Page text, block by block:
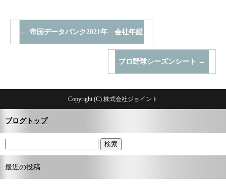
← 帝国データバンク2021年 会社年鑑
プロ野球シーズンシート →
Copyright (C) 株式会社ジョイント
ブログトップ
最近の投稿